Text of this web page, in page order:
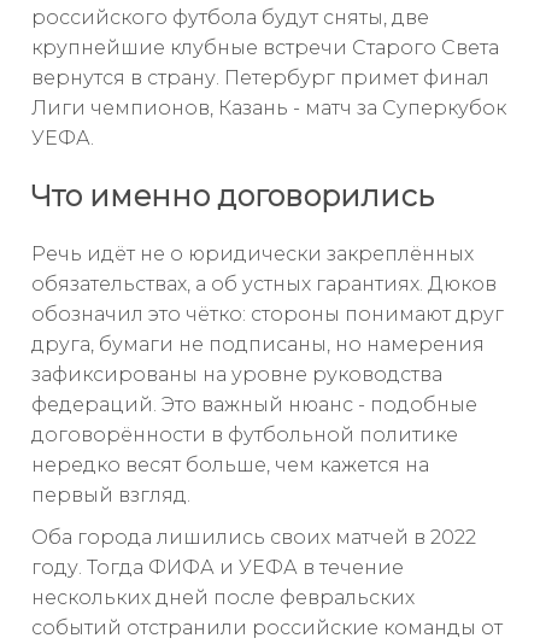
российского футбола будут сняты, две
крупнейшие клубные встречи Старого Света
вернутся в страну. Петербург примет финал
Лиги чемпионов, Казань - матч за Суперкубок
УЕФА.
Что именно договорились
Речь идёт не о юридически закреплённых
обязательствах, а об устных гарантиях. Дюков
обозначил это чётко: стороны понимают друг
друга, бумаги не подписаны, но намерения
зафиксированы на уровне руководства
федераций. Это важный нюанс - подобные
договорённости в футбольной политике
нередко весят больше, чем кажется на
первый взгляд.
Оба города лишились своих матчей в 2022
году. Тогда ФИФА и УЕФА в течение
нескольких дней после февральских
событий отстранили российские команды от